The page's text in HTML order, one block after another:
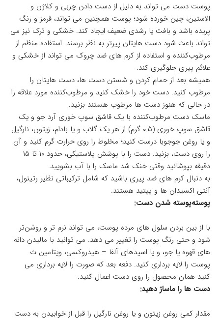
پوست دست می تواند به دلیل از دست دادن چربی و کلاژن و
الاستین، چین خورده شود؛ پوست همچنین می تواند، قرمز و رنگ
پریده باشد و بافت یا رشدی ضعیف ایجاد کند. خشکی و ترک نیز می
تواند باعث شود دست هایتان پیرتر به نظر برسند. استفاده منظم از
مرطوب‌کننده و استفاده از کرم های ضد چروک می تواند از خشکی و
علائم پیری جلوگیری کند.
همیشه بعد از حمام کردن و شستن دست ها، دست هایتان را
مرطوب کنید. دست خود را خشک کنید و مرطوب‌کننده مورد علاقه را
در حالی که هنوز دست ها مرطوب هستند بزنید.
ماسک دست مرطوب‌کننده با یک قاشق سوپ خوری آرد جو و یک
قاشق سوپ خوری (۰.۵ گرم) از هر یک گلاب و یا بادام، زیتون، نارگیل
و یا روغن جوجوبا درست کنید؛ مخلوط را روی حرارت گرم کنید و آن
را روی دست، بزنید. دست را با پوشش پلاستیکی، حدود ۱۰ تا ۱۵
دقیقه بپوشانید وقتی خنک شد ماسک را با آب بشویید.
به دنبال کرم های ضد پیری باشید که شامل ترکیباتی نظیر رتینول،
آنتی اکسیدان ها و پپتید هستند.
پوسته‌پوسته شدن دست:
با از بین بردن سلول های مرده پوست، می تواند نرم تر و روشن‌تر
شود و حتی رنگ پوست را تغییر می دهد. می توانید با مالیدن دانه
های قهوه یا جو، و یا اسیدهای آلفا – هیدروکسی، ویتامین ث
پوست را لایه برداری کنید. دفعه بعد که صورت را لایه برداری می
کنید همان محصول را روی دست اعمال کنید.
دست ها را ماساژ دهید:
مقدار کمی روغن زیتون و یا روغن نارگیل را قبل از خوابیدن به دست